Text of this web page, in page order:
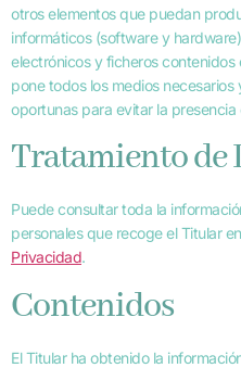
otros elementos que puedan
informáticos (software y
electrónicos y ficheros contenidos
pone todos los medios
oportunas para evitar la
Tratamiento de
Puede consultar toda la
personales que recoge el Titular
Privacidad.
Contenidos
El Titular ha obtenido la